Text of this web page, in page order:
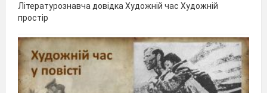
Літературознавча довідка Художній час Художній
простір